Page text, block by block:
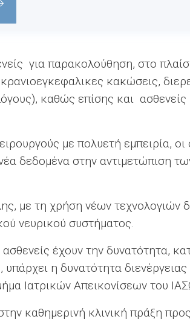
για παρακολούθηση, στο
κακώσεις,
καθώς επίσης και ασθενείς
με πολυετή εμπειρία, οι
δεδομένα στην αντιμετώπιση
με τη χρήση νέων τεχνολογιών
νευρικού συστήματος.
έχουν την δυνατότητα,
η δυνατότητα διενέργειας
Ιατρικών Απεικονίσεων του
καθημερινή κλινική πράξη